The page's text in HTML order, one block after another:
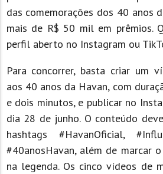
das comemorações dos 40 anos
mais de R$ 50 mil em prêmios.
perfil aberto no Instagram ou
Para concorrer, basta criar um
aos 40 anos da Havan, com
e dois minutos, e publicar no
dia 28 de junho. O conteúdo
hashtags #HavanOficial,
#40anosHavan, além de marcar
na legenda. Os cinco vídeos de